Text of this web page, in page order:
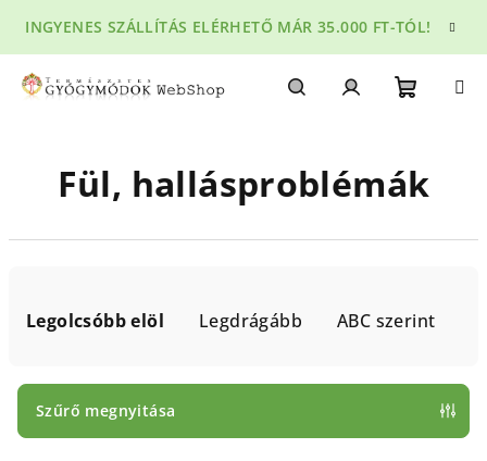
fő
tartalomhoz
INGYENES SZÁLLÍTÁS ELÉRHETŐ MÁR 35.000 FT-TÓL!
Fül, hallásproblémák
m
k
Legolcsóbb elöl Legdrágább ABC szerint
Szűrő megnyitása